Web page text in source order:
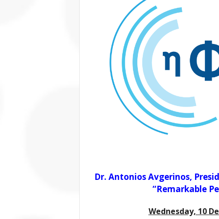
Dr. Antonios Avgerinos,
“Remarkable
Wednesday, 10